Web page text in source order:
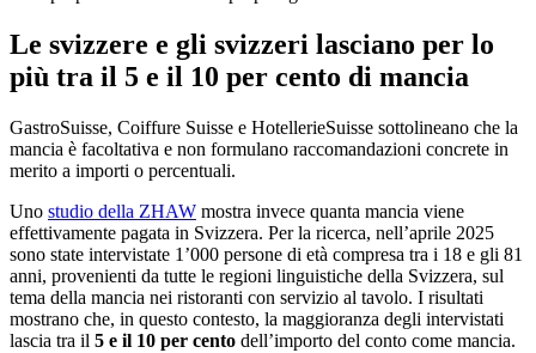
Le svizzere e gli svizzeri lasciano per lo
più tra il 5 e il 10 per cento di mancia
GastroSuisse, Coiffure Suisse e HotellerieSuisse sottolineano che la
mancia è facoltativa e non formulano raccomandazioni concrete in
merito a importi o percentuali.
Uno studio della ZHAW mostra invece quanta mancia viene
effettivamente pagata in Svizzera. Per la ricerca, nell’aprile 2025
sono state intervistate 1’000 persone di età compresa tra i 18 e gli 81
anni, provenienti da tutte le regioni linguistiche della Svizzera, sul
tema della mancia nei ristoranti con servizio al tavolo. I risultati
mostrano che, in questo contesto, la maggioranza degli intervistati
lascia tra il 5 e il 10 per cento dell’importo del conto come mancia.